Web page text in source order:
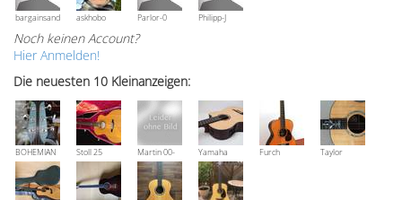
bargainsandmoreaskhobo Parlor-0 Philipp-J
Noch keinen Account?
Hier Anmelden!
Die neuesten 10 Kleinanzeigen:
BOHEMIAN
Rozawood
Bestzustand
Stoll 25
anniversary
Martin 00-
18V, Bj 2016
Yamaha
NCX 900 R
Furch
Taylor